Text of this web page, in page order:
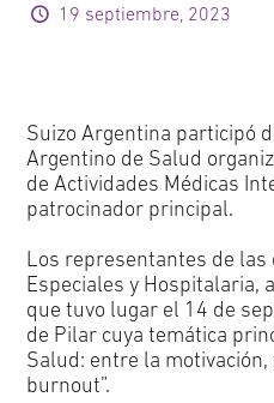
19 septiembre, 2023
Suizo Argentina participó
Argentino de Salud
de Actividades Médicas
patrocinador principal.
Los representantes de las
Especiales y Hospitalaria,
que tuvo lugar el 14 de
de Pilar cuya temática
Salud: entre la
burnout”.